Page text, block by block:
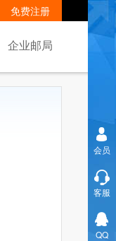
免费注册
企业邮局
会员
客服
QQ